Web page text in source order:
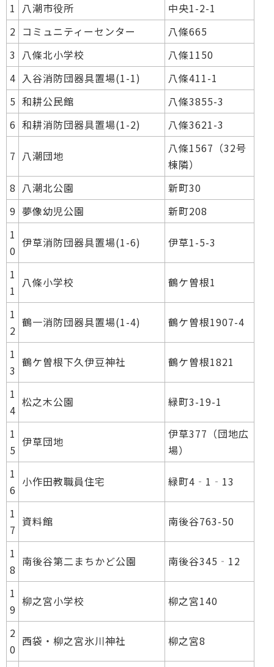
1 八潮市役所
中央1-2-1
2 コミュニティーセンター
八條665
3 八條北小学校
八條1150
4 入谷消防団器具置場(1-1)
八條411-1
5 和耕公民館
八條3855-3
6 和耕消防団器具置場(1-2) 八條3621-3
7 八潮団地
八條1567（32号
棟隣）
8 八潮北公園
新町30
9 夢像幼児公園
新町208
1
0
伊草消防団器具置場(1-6) 伊草1-5-3
1
1
八條小学校 鶴ケ曽根1
1
2
鶴一消防団器具置場(1-4) 鶴ケ曽根1907-4
1
3
鶴ケ曽根下久伊豆神社 鶴ケ曽根1821
1
4
松之木公園 緑町3-19-1
1
5
伊草団地
伊草377（団地広
場）
1
6
小作田教職員住宅 緑町4‐1‐13
1
7
資料館 南後谷763-50
1
8
南後谷第二まちかど公園 南後谷345‐12
1
9
柳之宮小学校 柳之宮140
2
0
西袋・柳之宮氷川神社 柳之宮8